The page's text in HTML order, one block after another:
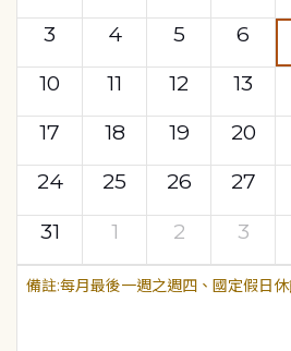
3
4 5 6
10
11 12 13
17
18 19 20
24
25 26 27
31
1 2 3
每月最後一週之週四、國定假日